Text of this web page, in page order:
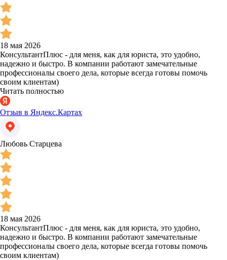
18 мая 2026
КонсультантПлюс - для меня, как для юриста, это удобно,
надежно и быстро. В компании работают замечательные
профессионалы своего дела, которые всегда готовы помочь
своим клиентам)
Читать полностью
Отзыв в Яндекс.Картах
Любовь Старцева
18 мая 2026
КонсультантПлюс - для меня, как для юриста, это удобно,
надежно и быстро. В компании работают замечательные
профессионалы своего дела, которые всегда готовы помочь
своим клиентам)